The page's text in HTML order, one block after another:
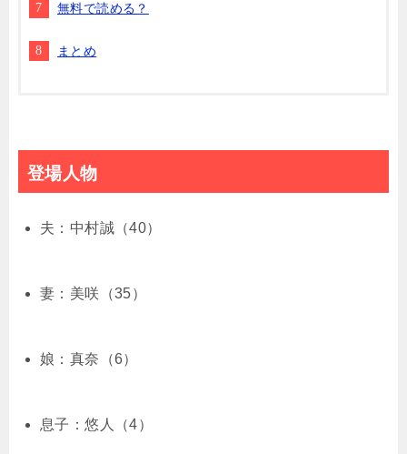
無料で読める？
まとめ
登場人物
夫：中村誠（40）
妻：美咲（35）
娘：真奈（6）
息子：悠人（4）